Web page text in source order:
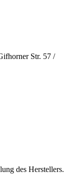
Str. 57 /
des Herstellers.